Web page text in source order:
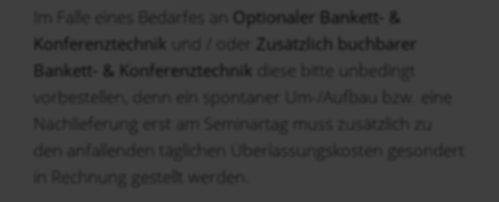
Optionaler Bankett- &
Konferenztechnik
Zusätzlich buchbarer
Bankett- & Konferenztechnik